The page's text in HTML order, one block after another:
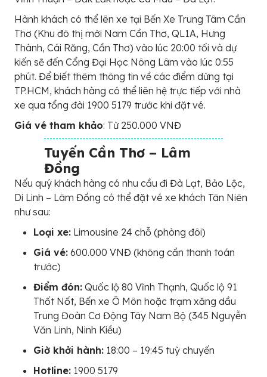
Hành khách có thể lên xe tại Bến Xe Trung Tâm Cần
Thơ (Khu đô thị mới Nam Cần Thơ, QL1A, Hưng
Thành, Cái Răng, Cần Thơ) vào lúc 20:00 tối và dự
kiến sẽ đến Cổng Đại Học Nông Lâm vào lúc 0:55
phút. Để biết thêm thông tin về các điểm dừng tại
TP.HCM, khách hàng có thể liên hệ trực tiếp với nhà
xe qua tổng đài 1900 5179 trước khi đặt vé.
Giá vé tham khảo: Từ 250.000 VNĐ
Tuyến Cần Thơ – Lâm
Đồng
Nếu quý khách hàng có nhu cầu đi Đà Lạt, Bảo Lộc,
Di Linh – Lâm Đồng có thể đặt vé xe khách Tân Niên
như sau:
Loại xe: Limousine 24 chỗ (phòng đôi)
Giá vé: 600.000 VNĐ (không cần thanh toán
trước)
Điểm đón: Quốc lộ 80 Vĩnh Thạnh, Quốc lộ 91
Thốt Nốt, Bến xe Ô Môn hoặc trạm xăng dầu
Trung Đoàn Cơ Động Tây Nam Bộ (345 Nguyễn
Văn Linh, Ninh Kiều)
Giờ khởi hành: 18:00 – 19:45 tuỳ chuyến
Hotline: 1900 5179